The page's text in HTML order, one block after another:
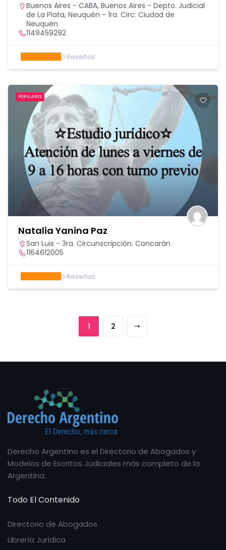
Buenos Aires - CABA, Buenos Aires - Depto. Judicial
de La Plata, Neuquén - 1ra. Circ: Ciudad de
Neuquén
1149459292
0 Reseñas
POPULARES
Natalia Yanina Paz
San Luis - 3ra. Circunscripción: Concarán
1164612005
0 Reseñas
1 2
Derecho Argentino es el Directorio de Abogados y
Modelos de Escritos Judiciales más completo de la
Argentina.
Todo El Contenido
Directorio de Abogados
Librería Jurídica